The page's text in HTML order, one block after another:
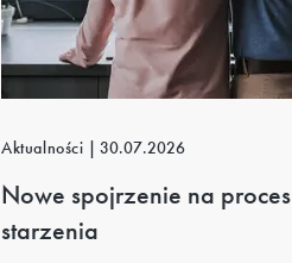
Aktualności 30.07.2026
Nowe spojrzenie na proces
starzenia